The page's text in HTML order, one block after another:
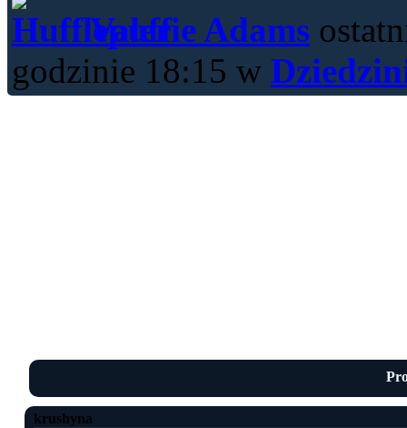
Valerie Adams
godzinie 18:15 w
krushyna